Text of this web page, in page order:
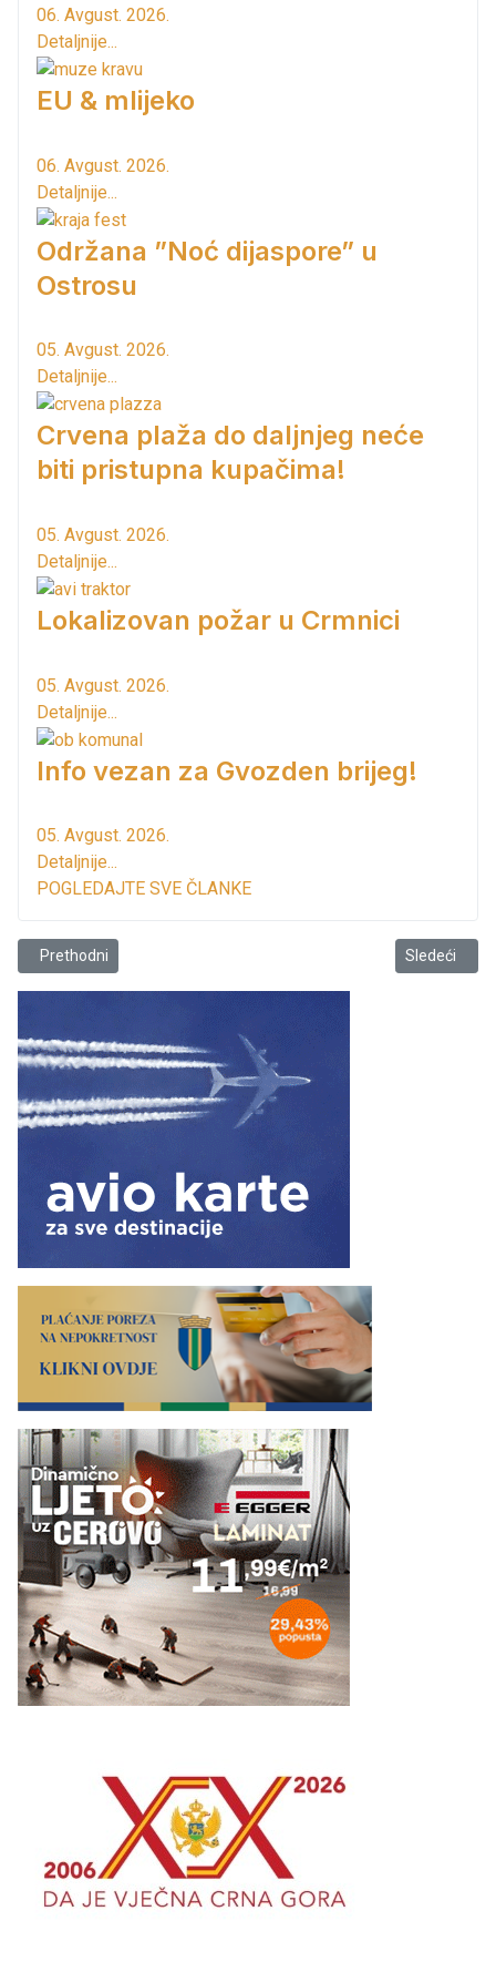
06. Avgust. 2026.
Detaljnije...
EU & mlijeko
06. Avgust. 2026.
Detaljnije...
Održana ”Noć dijaspore” u
Ostrosu
05. Avgust. 2026.
Detaljnije...
Crvena plaža do daljnjeg neće
biti pristupna kupačima!
05. Avgust. 2026.
Detaljnije...
Lokalizovan požar u Crmnici
05. Avgust. 2026.
Detaljnije...
Info vezan za Gvozden brijeg!
05. Avgust. 2026.
Detaljnije...
POGLEDAJTE SVE ČLANKE
Prethodni članak: Plaže su spremne sa novim sadržajima
Prethodni Sledeći
Sledeći